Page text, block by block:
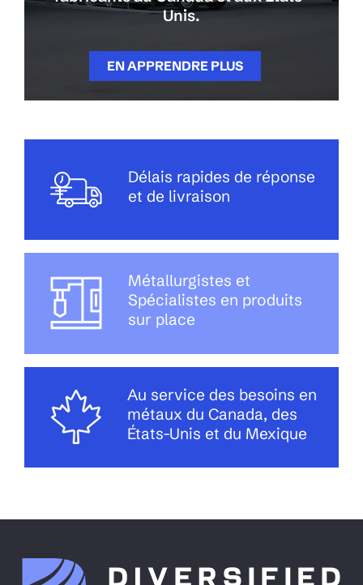
Unis.
EN APPRENDRE PLUS
Délais rapides de réponse
et de livraison
Métallurgistes et
Spécialistes en produits
sur place
Au service des besoins en
métaux du Canada, des
États-Unis et du Mexique